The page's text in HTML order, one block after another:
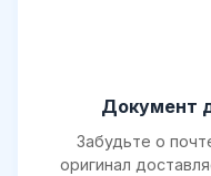
Документ
Забудьте о
оригинал